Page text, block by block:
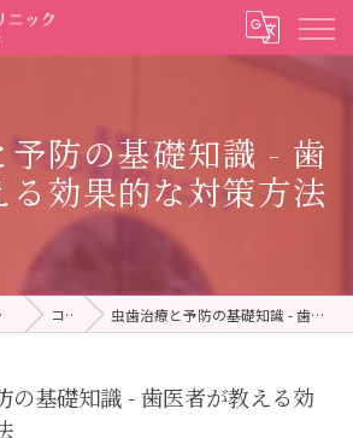
予防の基礎知識 - 歯
る効果的な対策方法
ク コラム 虫歯治療と予防の基礎知識 - 歯医者が教える効果的な対策方法
の基礎知識 - 歯医者が教える効